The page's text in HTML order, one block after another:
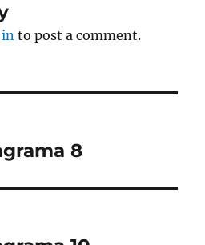
in to post a comment.
8